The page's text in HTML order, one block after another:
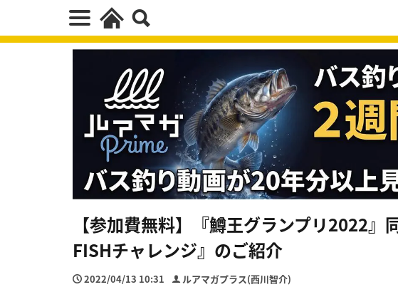
【参加費無料】『鱒王グランプリ2022』
FISHチャレンジ』のご紹介
2022/04/13 10:31 ルアマガプラス(西川智介)